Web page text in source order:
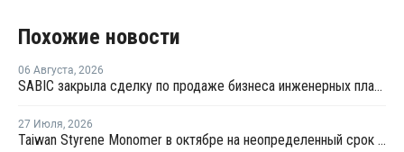
Похожие новости
06 Августа, 2026
SABIC закрыла сделку по продаже бизнеса инженерных пластиков компании Mutares за USD450 млн
27 Июля, 2026
Taiwan Styrene Monomer в октябре на неопределенный срок остановит установку EBSM